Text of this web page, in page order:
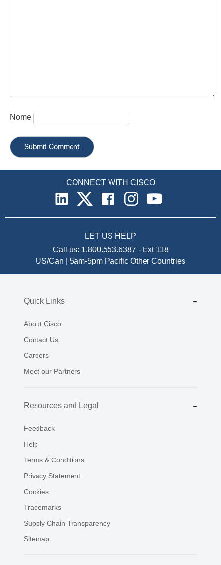
Nome
CONNECT WITH CISCO
LET US HELP
Call us: 1.800.553.6387 - Ext 118
US/Can | 5am-5pm Pacific Other Countries